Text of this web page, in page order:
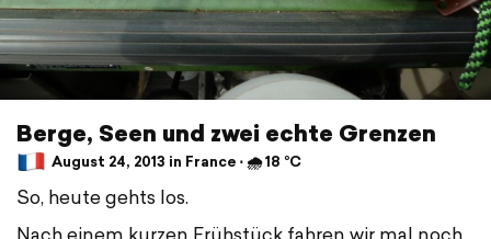
Berge, Seen und zwei echte Grenzen
August 24, 2013 in France ⋅ 🌧 18 °C
So, heute gehts los.